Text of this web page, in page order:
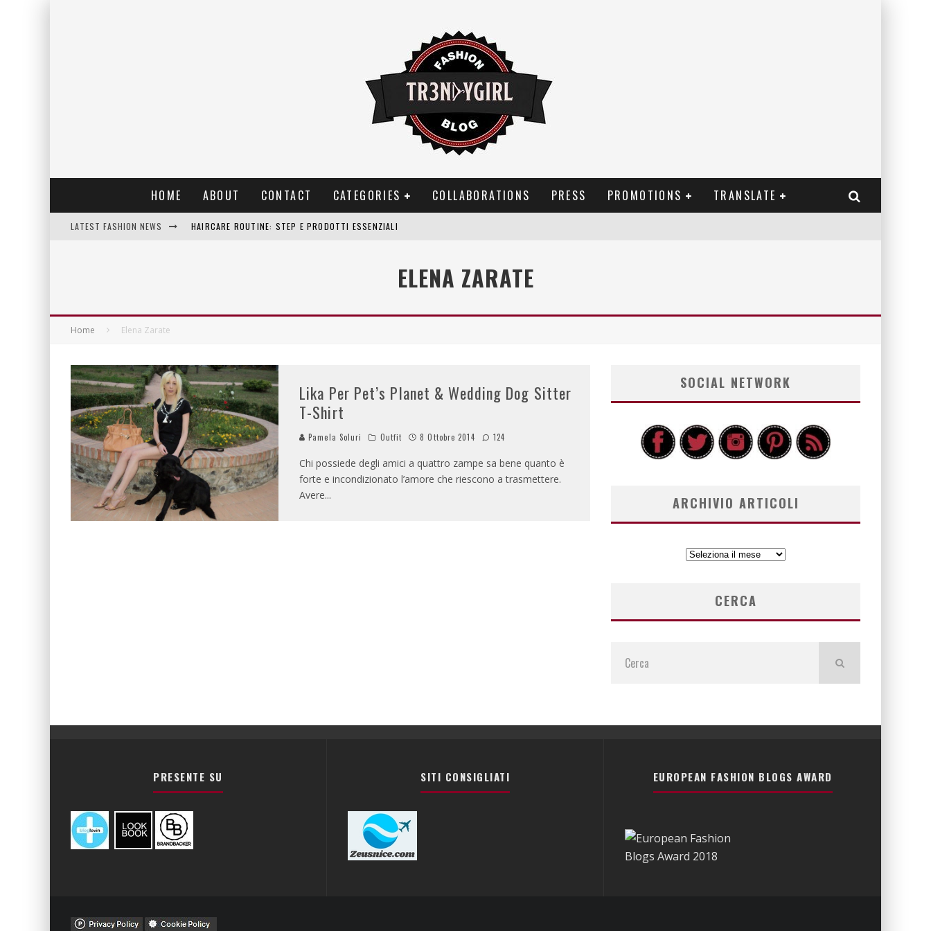
HOME ABOUT CONTACT CATEGORIES COLLABORATIONS PRESS PROMOTIONS TRANSLATE
LATEST FASHION NEWS HAIRCARE ROUTINE: STEP E PRODOTTI ESSENZIALI
ERRORI COMUNI E CATTIVE ABITUDINI CHE FANNO LIEVITARE LE BOLLETTE DOMESTICHE
ELENA ZARATE
Home Elena Zarate
Lika Per Pet’s Planet & Wedding Dog Sitter
T-Shirt
Pamela Soluri Outfit 8 Ottobre 2014 124
Chi possiede degli amici a quattro zampe sa bene quanto è
forte e incondizionato l’amore che riescono a trasmettere.
Avere...
SOCIAL NETWORK
ARCHIVIO ARTICOLI
ARCHIVIO
CERCA
PRESENTE SU SITI CONSIGLIATI EUROPEAN FASHION BLOGS AWARD